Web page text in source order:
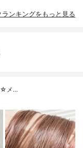
ランキングをもっと見る
☆メ…